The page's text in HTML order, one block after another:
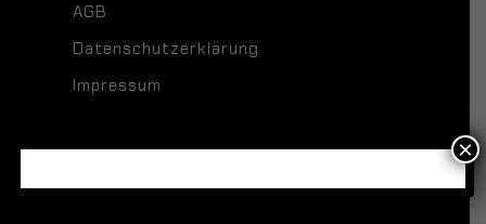
AGB
Datenschutzerklärung
Impressum
×